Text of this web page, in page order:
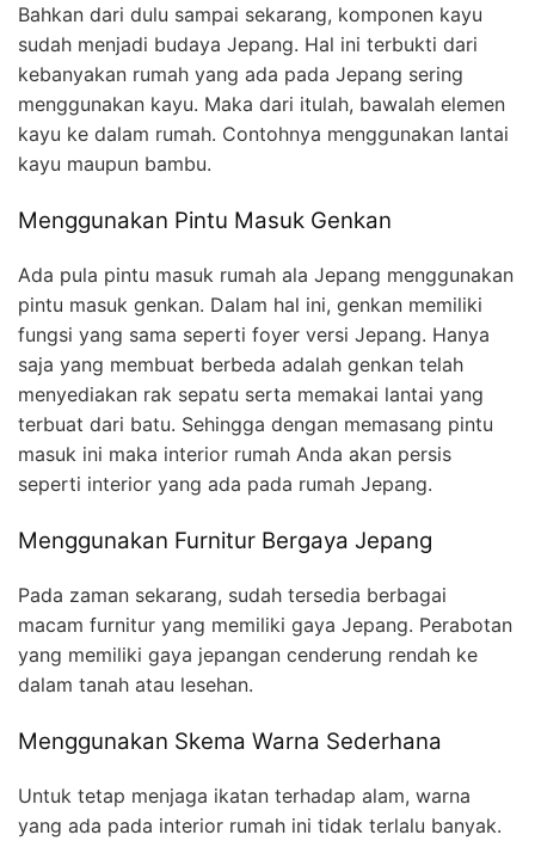
Bahkan dari dulu sampai sekarang, komponen kayu
sudah menjadi budaya Jepang. Hal ini terbukti dari
kebanyakan rumah yang ada pada Jepang sering
menggunakan kayu. Maka dari itulah, bawalah elemen
kayu ke dalam rumah. Contohnya menggunakan lantai
kayu maupun bambu.
Menggunakan Pintu Masuk Genkan
Ada pula pintu masuk rumah ala Jepang menggunakan
pintu masuk genkan. Dalam hal ini, genkan memiliki
fungsi yang sama seperti foyer versi Jepang. Hanya
saja yang membuat berbeda adalah genkan telah
menyediakan rak sepatu serta memakai lantai yang
terbuat dari batu. Sehingga dengan memasang pintu
masuk ini maka interior rumah Anda akan persis
seperti interior yang ada pada rumah Jepang.
Menggunakan Furnitur Bergaya Jepang
Pada zaman sekarang, sudah tersedia berbagai
macam furnitur yang memiliki gaya Jepang. Perabotan
yang memiliki gaya jepangan cenderung rendah ke
dalam tanah atau lesehan.
Menggunakan Skema Warna Sederhana
Untuk tetap menjaga ikatan terhadap alam, warna
yang ada pada interior rumah ini tidak terlalu banyak.